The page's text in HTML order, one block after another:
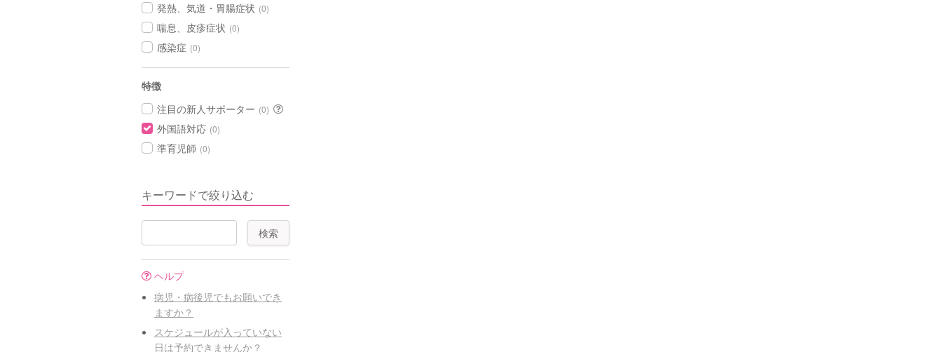
発熱、気道・胃腸症状 (0)
喘息、皮疹症状 (0)
感染症 (0)
特徴
注目の新人サポーター (0)
外国語対応 (0)
準育児師 (0)
キーワードで絞り込む
ヘルプ
病児・病後児でもお願いでき
ますか？
スケジュールが入っていない
日は予約できませんか？